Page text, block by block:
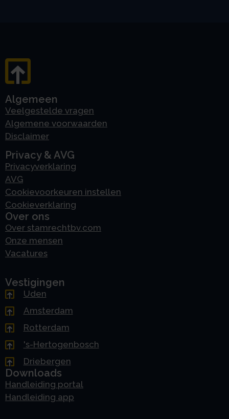
Algemeen
Veelgestelde vragen
Algemene voorwaarden
Disclaimer
Privacy & AVG
Privacyverklaring
AVG
Cookievoorkeuren instellen
Cookieverklaring
Over ons
Over stamrechtbv.com
Onze mensen
Vacatures
Vestigingen
Uden
Amsterdam
Rotterdam
's-Hertogenbosch
Driebergen
Downloads
Handleiding portal
Handleiding app